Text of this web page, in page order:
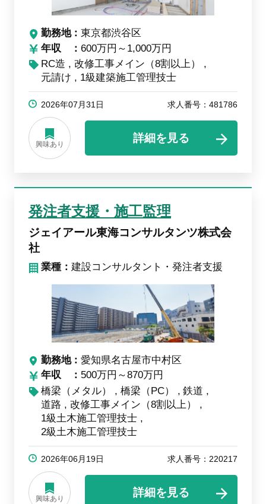
勤務地
東京都渋谷区
年収
600万円～1,000万円
RC造
改修工事メイン（8割以上）
元請け
1級建築施工管理技士
2026年07月31日 求人番号：481786
興味あり
詳細を見る
発注者支援・施工監理
ジェイアール東海コンサルタンツ株式会
社
業種：建設コンサルタント・発注者支援
勤務地
愛知県名古屋市中村区
年収
500万円～870万円
橋梁（メタル）
橋梁（PC）
鉄道
道路
改修工事メイン（8割以上）
1級土木施工管理技士
2級土木施工管理技士
2026年06月19日 求人番号：220217
興味あり
詳細を見る